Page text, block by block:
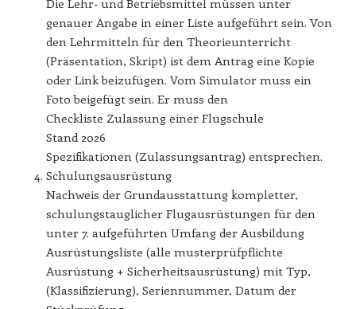
Die Lehr- und Betriebsmittel müssen unter
genauer Angabe in einer Liste aufgeführt sein. Von
den Lehrmitteln für den Theorieunterricht
(Präsentation, Skript) ist dem Antrag eine Kopie
oder Link beizufügen. Vom Simulator muss ein
Foto beigefügt sein. Er muss den
Checkliste Zulassung einer Flugschule
Stand 2026
Spezifikationen (Zulassungsantrag) entsprechen.
Schulungsausrüstung
Nachweis der Grundausstattung kompletter,
schulungstauglicher Flugausrüstungen für den
unter 7. aufgeführten Umfang der Ausbildung
Ausrüstungsliste (alle musterprüfpflichte
Ausrüstung + Sicherheitsausrüstung) mit Typ,
(Klassifizierung), Seriennummer, Datum der